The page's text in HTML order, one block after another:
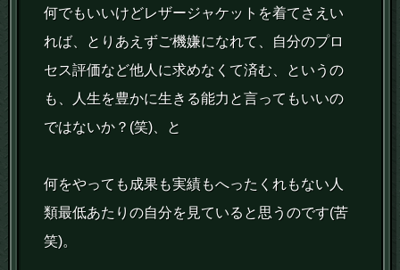
何でもいいけどレザージャケットを着てさえい
れば、とりあえずご機嫌になれて、自分のプロ
セス評価など他人に求めなくて済む、というの
も、人生を豊かに生きる能力と言ってもいいの
ではないか？(笑)、と
何をやっても成果も実績もへったくれもない人
類最低あたりの自分を見ていると思うのです(苦
笑)。